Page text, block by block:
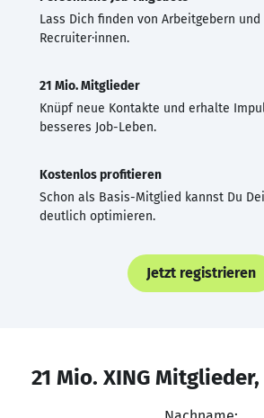
Lass Dich finden von Arbeitgebern und
Recruiter·innen.
21 Mio. Mitglieder
Knüpf neue Kontakte und erhalte
besseres Job-Leben.
Kostenlos profitieren
Schon als Basis-Mitglied kannst Du
deutlich optimieren.
Jetzt registrieren
21 Mio. XING